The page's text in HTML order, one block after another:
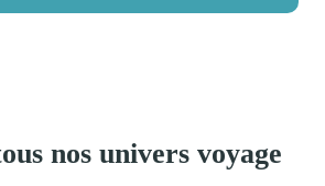
nos univers voyage